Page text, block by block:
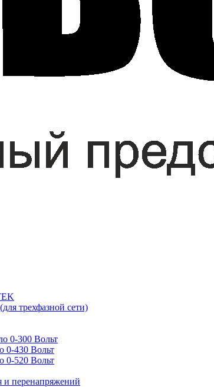
трехфазной сети)
0-300 Вольт
0-430 Вольт
0-520 Вольт
и перенапряжений